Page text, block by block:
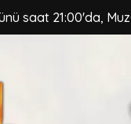
21:00'da, MuzCraft